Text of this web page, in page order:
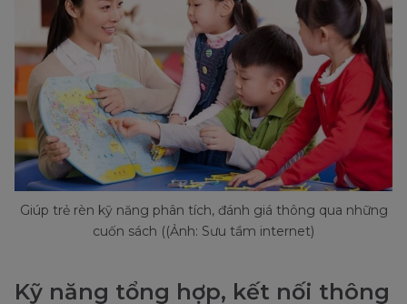
Giúp trẻ rèn kỹ năng phân tích, đánh giá thông qua những
cuốn sách ((Ảnh: Sưu tầm internet)
Kỹ năng tổng hợp, kết nối thông